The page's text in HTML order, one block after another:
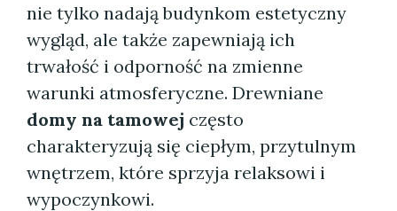
nie tylko nadają budynkom estetyczny
wygląd, ale także zapewniają ich
trwałość i odporność na zmienne
warunki atmosferyczne. Drewniane
domy na tamowej często
charakteryzują się ciepłym, przytulnym
wnętrzem, które sprzyja relaksowi i
wypoczynkowi.